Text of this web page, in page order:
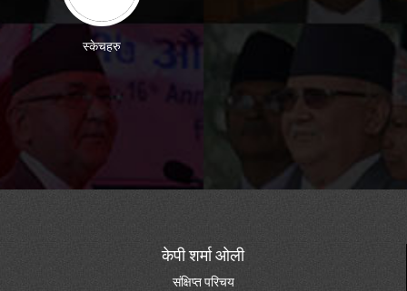
स्केचहरु
केपी शर्मा ओली
संक्षिप्त परिचय